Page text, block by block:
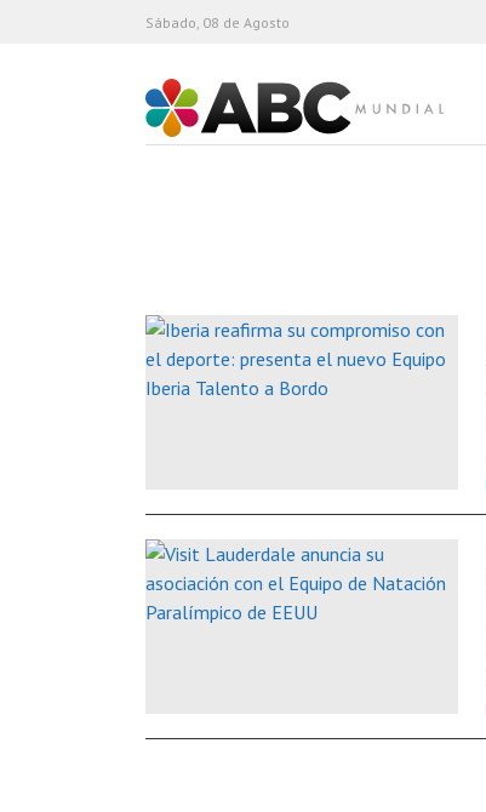
ABC Mundial
Sábado, 08 de Agosto